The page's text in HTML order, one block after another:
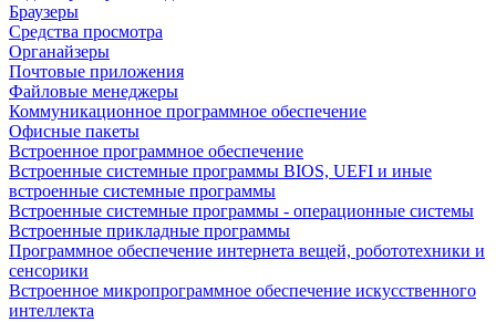
Браузеры
Средства просмотра
Органайзеры
Почтовые приложения
Файловые менеджеры
Коммуникационное программное обеспечение
Офисные пакеты
Встроенное программное обеспечение
Встроенные системные программы BIOS, UEFI и иные
встроенные системные программы
Встроенные системные программы - операционные системы
Встроенные прикладные программы
Программное обеспечение интернета вещей, робототехники и
сенсорики
Встроенное микропрограммное обеспечение искусственного
интеллекта